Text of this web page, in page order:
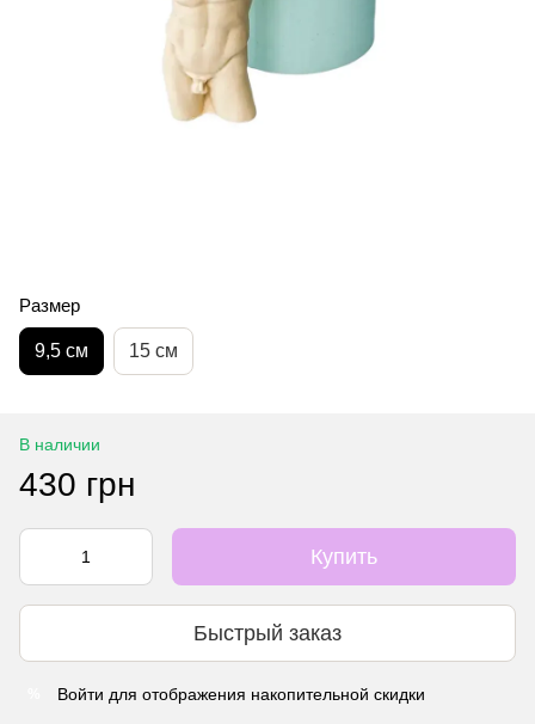
Размер
9,5 см 15 см
В наличии
430 грн
Купить
Быстрый заказ
Войти для отображения накопительной скидки